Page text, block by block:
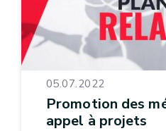
05.07.2022
Promotion des
appel à projets